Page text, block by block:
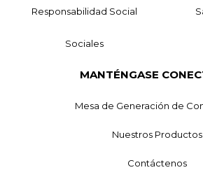
Responsabilidad Social
Sociales
MANTÉNGASE
Mesa de Generación de
Nuestros Productos
Contáctenos